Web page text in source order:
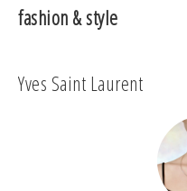
fashion & style
Yves Saint Laurent